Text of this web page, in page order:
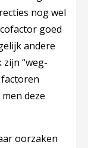
nog wel
goed
andere
“weg-
factoren
deze
oorzaken